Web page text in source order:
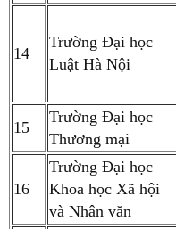
14
Trường Đại học
Luật Hà Nội
15
Trường Đại học
Thương mại
16
Trường Đại học
Khoa học Xã hội
và Nhân văn